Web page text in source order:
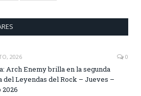
2026 0
Arch Enemy brilla en la segunda
del Leyendas del Rock – Jueves –
2026